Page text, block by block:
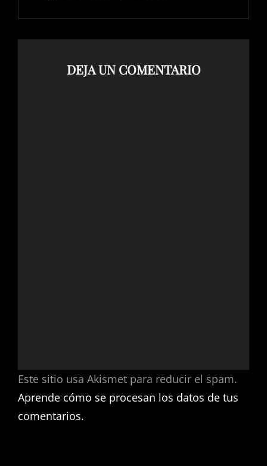
DEJA UN COMENTARIO
Este sitio usa Akismet para reducir el spam.
Aprende cómo se procesan los datos de tus
comentarios.